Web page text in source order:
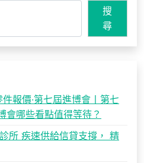
搜
尋
報價·第七屆進博會丨第七
會哪些看點值得等待？
所 疾速供給信貸支撐， 精